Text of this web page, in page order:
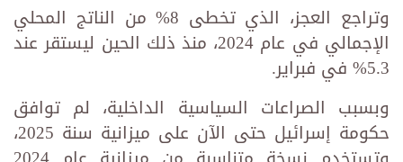
وتراجع العجز، الذي تخطى 8% من الناتج المحلي
الإجمالي في عام 2024، منذ ذلك الحين ليستقر عند
5.3% في فبراير.
وبسبب الصراعات السياسية الداخلية، لم توافق
حكومة إسرائيل حتى الآن على ميزانية سنة 2025،